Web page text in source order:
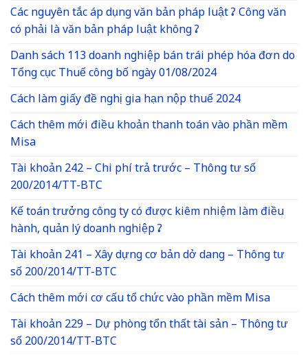
Các nguyên tắc áp dụng văn bản pháp luật ? Công văn
có phải là văn bản pháp luật không ?
Danh sách 113 doanh nghiệp bán trái phép hóa đơn do
Tổng cục Thuế công bố ngày 01/08/2024
Cách làm giấy đề nghị gia hạn nộp thuế 2024
Cách thêm mới điều khoản thanh toán vào phần mềm
Misa
Tài khoản 242 – Chi phí trả trước – Thông tư số
200/2014/TT-BTC
Kế toán trưởng công ty có được kiêm nhiệm làm điều
hành, quản lý doanh nghiệp ?
Tài khoản 241 – Xây dựng cơ bản dở dang – Thông tư
số 200/2014/TT-BTC
Cách thêm mới cơ cấu tổ chức vào phần mềm Misa
Tài khoản 229 – Dự phòng tổn thất tài sản – Thông tư
số 200/2014/TT-BTC